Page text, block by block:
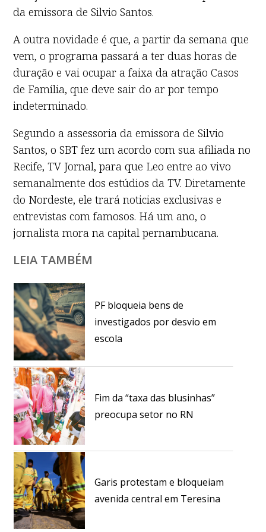
da emissora de Silvio Santos.
A outra novidade é que, a partir da semana que
vem, o programa passará a ter duas horas de
duração e vai ocupar a faixa da atração Casos
de Família, que deve sair do ar por tempo
indeterminado.
Segundo a assessoria da emissora de Silvio
Santos, o SBT fez um acordo com sua afiliada no
Recife, TV Jornal, para que Leo entre ao vivo
semanalmente dos estúdios da TV. Diretamente
do Nordeste, ele trará noticias exclusivas e
entrevistas com famosos. Há um ano, o
jornalista mora na capital pernambucana.
LEIA TAMBÉM
PF bloqueia bens de
investigados por desvio em
escola
Fim da “taxa das blusinhas”
preocupa setor no RN
Garis protestam e bloqueiam
avenida central em Teresina